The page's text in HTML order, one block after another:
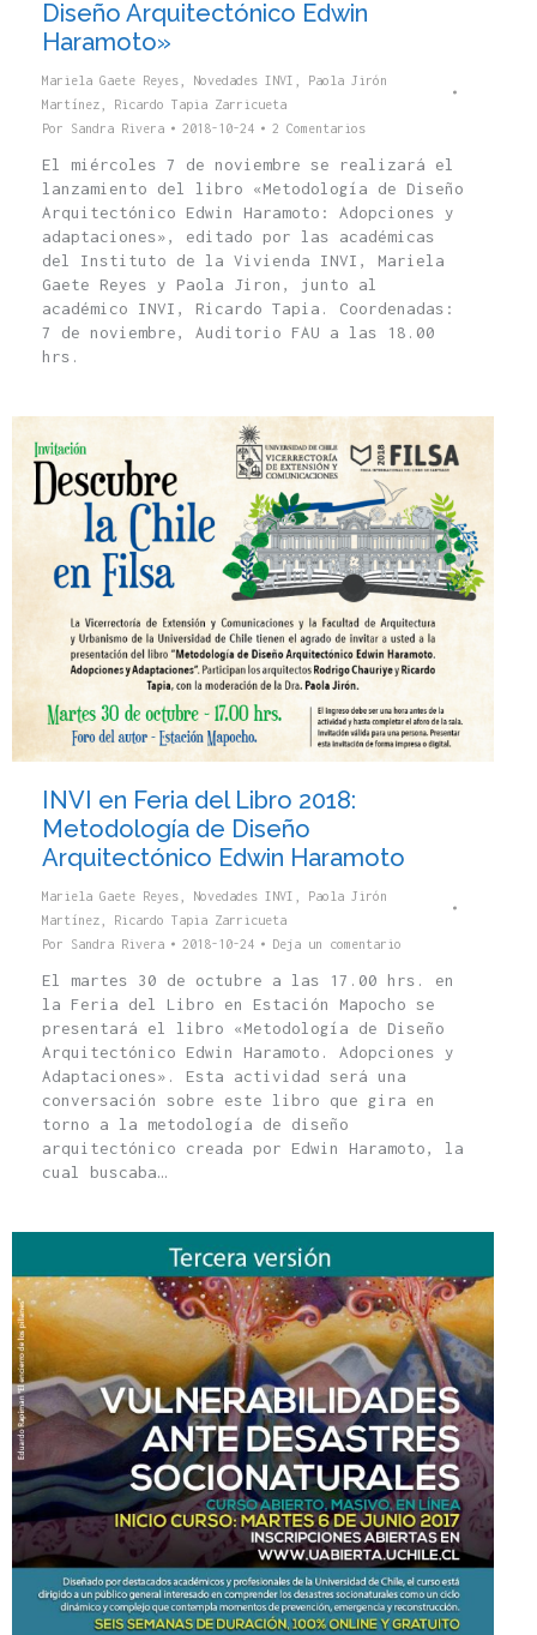
Diseño Arquitectónico Edwin
Haramoto»
Mariela Gaete Reyes Novedades INVI
Paola Jirón
Martínez
Ricardo Tapia Zarricueta
Por Sandra Rivera 2018-10-24 2 Comentarios
El miércoles 7 de noviembre se realizará el
lanzamiento del libro «Metodología de Diseño
Arquitectónico Edwin Haramoto: Adopciones y
adaptaciones», editado por las académicas
del Instituto de la Vivienda INVI, Mariela
Gaete Reyes y Paola Jiron, junto al
académico INVI, Ricardo Tapia. Coordenadas:
7 de noviembre, Auditorio FAU a las 18.00
hrs.
INVI en Feria del Libro 2018:
Metodología de Diseño
Arquitectónico Edwin Haramoto
Mariela Gaete Reyes Novedades INVI
Paola Jirón
Martínez
Ricardo Tapia Zarricueta
Por Sandra Rivera 2018-10-24 Deja un comentario
El martes 30 de octubre a las 17.00 hrs. en
la Feria del Libro en Estación Mapocho se
presentará el libro «Metodología de Diseño
Arquitectónico Edwin Haramoto. Adopciones y
Adaptaciones». Esta actividad será una
conversación sobre este libro que gira en
torno a la metodología de diseño
arquitectónico creada por Edwin Haramoto, la
cual buscaba…